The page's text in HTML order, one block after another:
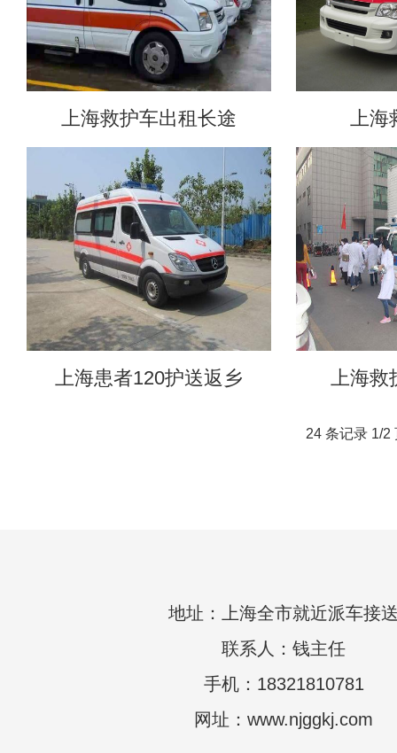
上海救护车出租长途 上海
上海患者120护送返乡 上海救
24 条记录 1/2
地址：上海全市就近派车接
联系人：钱主任
手机：18321810781
网址：www.njggkj.com